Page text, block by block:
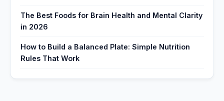
The Best Foods for Brain Health and Mental Clarity
in 2026
How to Build a Balanced Plate: Simple Nutrition
Rules That Work